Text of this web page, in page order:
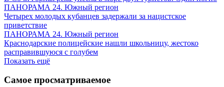
ПАНОРАМА 24. Южный регион
Четырех молодых кубанцев задержали за нацистское
приветствие
ПАНОРАМА 24. Южный регион
Краснодарские полицейские нашли школьницу, жестоко
расправившуюся с голубем
Показать ещё
Самое просматриваемое